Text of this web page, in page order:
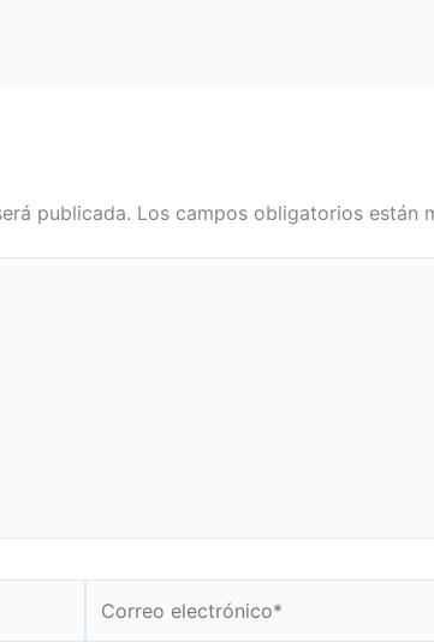
publicada. Los campos obligatorios están
electrónico*